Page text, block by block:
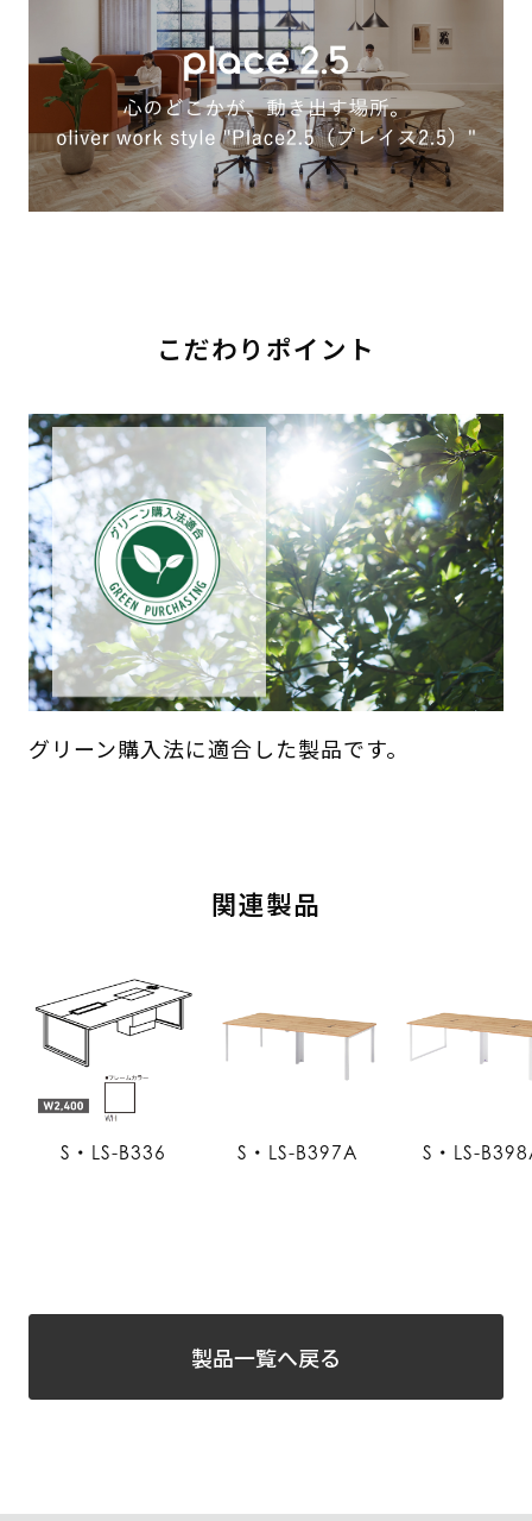
こだわりポイント
グリーン購入法に適合した製品です。
関連製品
S・LS-B336 S・LS-B397A S・LS-
製品一覧へ戻る